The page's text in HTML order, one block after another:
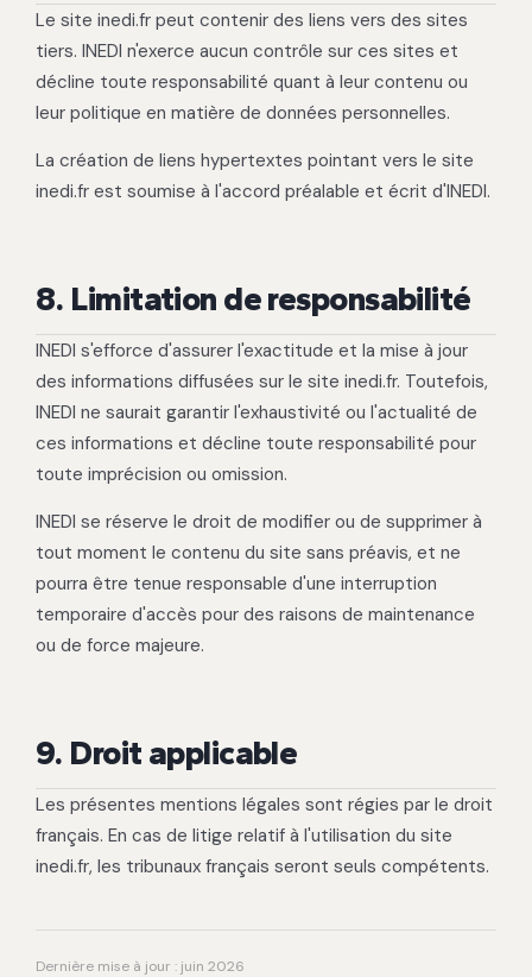
Le site inedi.fr peut contenir des liens vers des sites
tiers. INEDI n'exerce aucun contrôle sur ces sites et
décline toute responsabilité quant à leur contenu ou
leur politique en matière de données personnelles.
La création de liens hypertextes pointant vers le site
inedi.fr est soumise à l'accord préalable et écrit d'INEDI.
8. Limitation de responsabilité
INEDI s'efforce d'assurer l'exactitude et la mise à jour
des informations diffusées sur le site inedi.fr. Toutefois,
INEDI ne saurait garantir l'exhaustivité ou l'actualité de
ces informations et décline toute responsabilité pour
toute imprécision ou omission.
INEDI se réserve le droit de modifier ou de supprimer à
tout moment le contenu du site sans préavis, et ne
pourra être tenue responsable d'une interruption
temporaire d'accès pour des raisons de maintenance
ou de force majeure.
9. Droit applicable
Les présentes mentions légales sont régies par le droit
français. En cas de litige relatif à l'utilisation du site
inedi.fr, les tribunaux français seront seuls compétents.
Dernière mise à jour : juin 2026